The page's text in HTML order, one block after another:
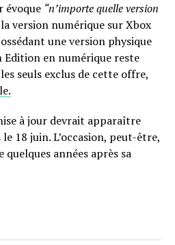
évoque “n’importe quelle version
version numérique sur Xbox
une version physique
en numérique reste
seuls exclus de cette offre,
à jour devrait apparaître
18 juin. L’occasion, peut-être,
années après sa